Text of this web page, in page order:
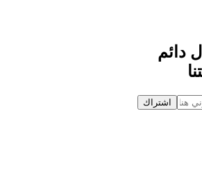
دائم
اشتراك